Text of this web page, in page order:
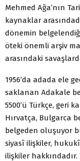
Mehmed Ağa’nın
kaynaklar
dönemin
öteki önemli arşiv
arasındaki
1956’da adada ele
saklanan Adakale
5500’ü Türkçe, geri
Hırvatça, Bulgarca
belgeden oluşuyor
siyasî ilişkiler,
ilişkiler hakkındadır.